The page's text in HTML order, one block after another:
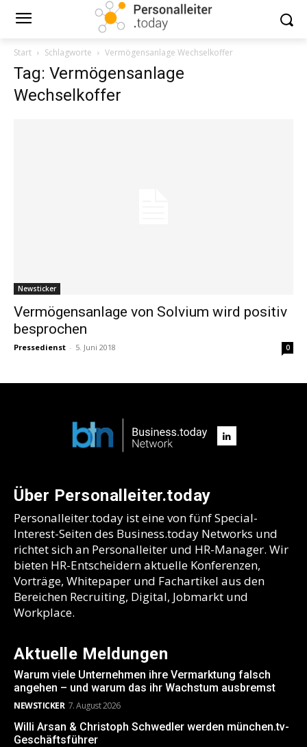
Start Schlagworte Vermögensanlage Wechselkoffer
Tag: Vermögensanlage
Wechselkoffer
Newsticker
Vermögensanlage von Solvium wird positiv
besprochen
Pressedienst - 5. Juni 2018 0
Über Personalleiter.today
Personalleiter.today ist eine von fünf Special-
Interest-Seiten des Business.today Networks und
richtet sich an Personalleiter und HR-Manager. Wir
bieten HR-Entscheidern aktuelle Konferenzen,
Vorträge, Whitepaper und Fachartikel aus den
Bereichen Recruiting, Digital, Jobmarkt und
Workplace.
Aktuelle Meldungen
Warum viele Unternehmen ihre Vermarktung falsch
angehen – und warum das ihr Wachstum ausbremst
NEWSTICKER 7. August 2026
Willi Arsan & Christoph Schwedler werden münchen.tv-
Geschäftsführer